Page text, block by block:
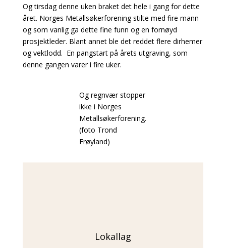
Og tirsdag denne uken braket det hele i gang for dette
året. Norges Metallsøkerforening stilte med fire mann
og som vanlig ga dette fine funn og en fornøyd
prosjektleder. Blant annet ble det reddet flere dirhemer
og vektlodd. En pangstart på årets utgraving, som
denne gangen varer i fire uker.
Og regnvær stopper
ikke i Norges
Metallsøkerforening.
(foto Trond
Frøyland)
Lokallag